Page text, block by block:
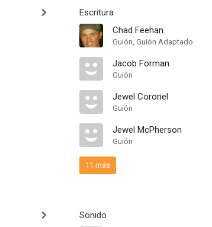
Escritura
Chad Feehan
Guión, Guión Adaptado
Jacob Forman
Guión
Jewel Coronel
Guión
Jewel McPherson
Guión
11 más
Sonido